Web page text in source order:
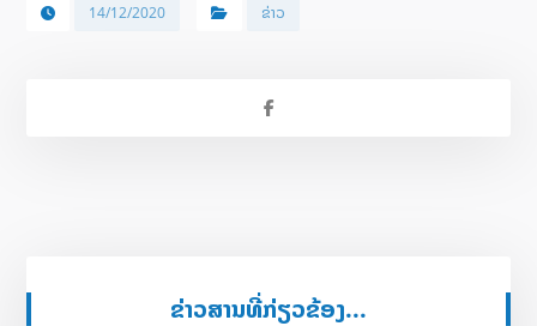
14/12/2020 ຂ່າວ
ຂ່າວສານທີ່ກ່ຽວຂ້ອງ...